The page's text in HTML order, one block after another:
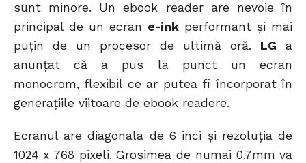
sunt minore. Un ebook reader are nevoie în
principal de un ecran e-ink performant și mai
puțin de un procesor de ultimă oră. LG a
anunțat că a pus la punct un ecran
monocrom, flexibil ce ar putea fi încorporat în
generațiile viitoare de ebook readere.
Ecranul are diagonala de 6 inci și rezoluția de
1024 x 768 pixeli. Grosimea de numai 0.7mm va